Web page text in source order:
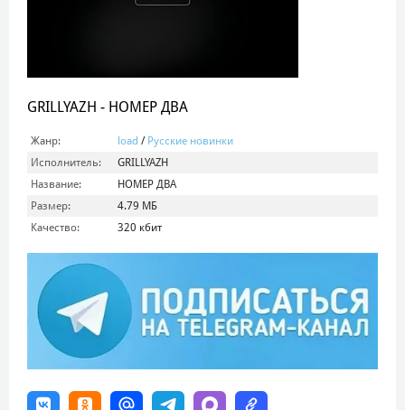
GRILLYAZH - НОМЕР ДВА
Жанр: load / Русские новинки
Исполнитель:
GRILLYAZH
Название:
НОМЕР ДВА
Размер:
4.79 МБ
Качество:
320 кбит